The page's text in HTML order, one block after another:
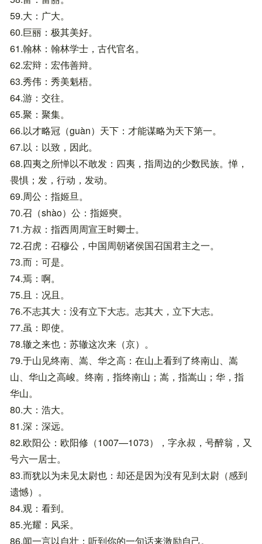
59.大：广大。
60.巨丽：极其美好。
61.翰林：翰林学士，古代官名。
62.宏辩：宏伟善辩。
63.秀伟：秀美魁梧。
64.游：交往。
65.聚：聚集。
66.以才略冠（guàn）天下：才能谋略为天下第一。
67.以：以致，因此。
68.四夷之所惮以不敢发：四夷，指周边的少数民族。惮，
畏惧；发，行动，发动。
69.周公：指姬旦。
70.召（shào）公：指姬奭。
71.方叔：指西周周宣王时卿士。
72.召虎：召穆公，中国周朝诸侯国召国君主之一。
73.而：可是。
74.焉：啊。
75.且：况且。
76.不志其大：没有立下大志。志其大，立下大志。
77.虽：即使。
78.辙之来也：苏辙这次来（京）。
79.于山见终南、嵩、华之高：在山上看到了终南山、嵩
山、华山之高峻。终南，指终南山；嵩，指嵩山；华，指
华山。
80.大：浩大。
81.深：深远。
82.欧阳公：欧阳修（1007—1073），字永叔，号醉翁，又
号六一居士。
83.而犹以为未见太尉也：却还是因为没有见到太尉（感到
遗憾）。
84.观：看到。
85.光耀：风采。
86.闻一言以自壮：听到你的一句话来激励自己。